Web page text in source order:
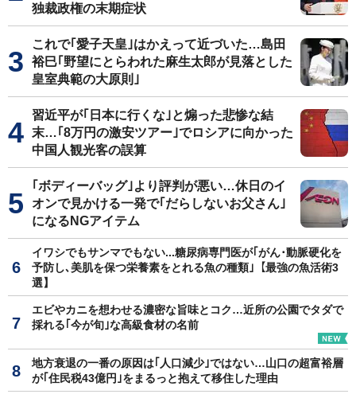
独裁政権の末期症状
これで｢愛子天皇｣はかえって近づいた…島田
裕巳｢野望にとらわれた麻生太郎が見落とした
皇室典範の大原則｣
習近平が｢日本に行くな｣と煽った悲惨な結
末…｢8万円の激安ツアー｣でロシアに向かった
中国人観光客の誤算
｢ボディーバッグ｣より評判が悪い…休日のイ
オンで見かける一発で｢だらしないお父さん｣
になるNGアイテム
イワシでもサンマでもない...糖尿病専門医が｢がん･動脈硬化を
予防し､美肌を保つ栄養素をとれる魚の種類｣【最強の魚活術3
選】
エビやカニを想わせる濃密な旨味とコク…近所の公園でタダで
採れる｢今が旬｣な高級食材の名前
地方衰退の一番の原因は｢人口減少｣ではない…山口の超富裕層
が｢住民税43億円｣をまるっと抱えて移住した理由